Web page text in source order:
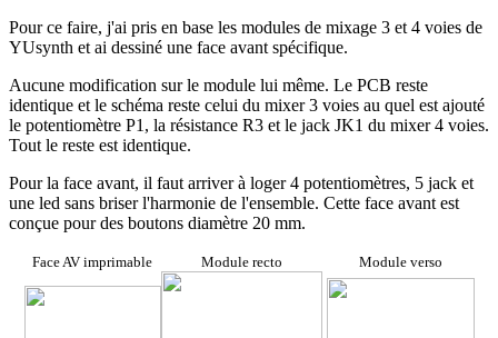
Pour ce faire, j'ai pris en base les modules de mixage 3 et 4 voies de
YUsynth et ai dessiné une face avant spécifique.
Aucune modification sur le module lui même. Le PCB reste
identique et le schéma reste celui du mixer 3 voies au quel est ajouté
le potentiomètre P1, la résistance R3 et le jack JK1 du mixer 4 voies.
Tout le reste est identique.
Pour la face avant, il faut arriver à loger 4 potentiomètres, 5 jack et
une led sans briser l'harmonie de l'ensemble. Cette face avant est
conçue pour des boutons diamètre 20 mm.
Face AV imprimable Module recto Module verso